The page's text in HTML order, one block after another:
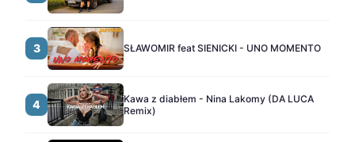
3 SŁAWOMIR feat SIENICKI - UNO MOMENTO
4
Kawa z diabłem - Nina Lakomy (DA LUCA
Remix)